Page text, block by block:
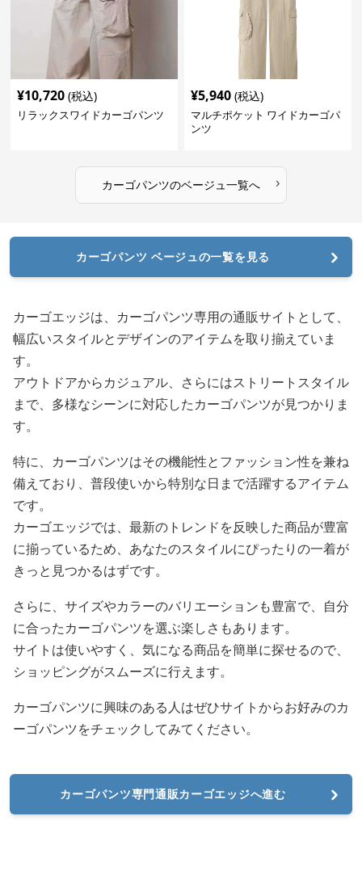
¥10,720 (税込)
リラックスワイドカーゴパンツ
¥5,940 (税込)
マルチポケット ワイドカーゴパ
ンツ
カーゴパンツのベージュ一覧へ ›
カーゴパンツ ベージュの一覧を見る
カーゴエッジは、カーゴパンツ専用の通販サイトとして、
幅広いスタイルとデザインのアイテムを取り揃えていま
す。
アウトドアからカジュアル、さらにはストリートスタイル
まで、多様なシーンに対応したカーゴパンツが見つかりま
す。
特に、カーゴパンツはその機能性とファッション性を兼ね
備えており、普段使いから特別な日まで活躍するアイテム
です。
カーゴエッジでは、最新のトレンドを反映した商品が豊富
に揃っているため、あなたのスタイルにぴったりの一着が
きっと見つかるはずです。
さらに、サイズやカラーのバリエーションも豊富で、自分
に合ったカーゴパンツを選ぶ楽しさもあります。
サイトは使いやすく、気になる商品を簡単に探せるので、
ショッピングがスムーズに行えます。
カーゴパンツに興味のある人はぜひサイトからお好みのカ
ーゴパンツをチェックしてみてください。
カーゴパンツ専門通販カーゴエッジへ進む